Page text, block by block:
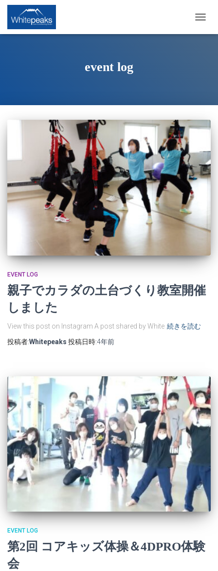
ビ
え
event log
EVENT LOG
親子でカラダの土台づくり教室開催
しました
View this post on Instagram A post shared by White 続きを読む
投稿者:Whitepeaks 投稿日時:4年前
EVENT LOG
第2回 コアキッズ体操＆4DPRO体験
会